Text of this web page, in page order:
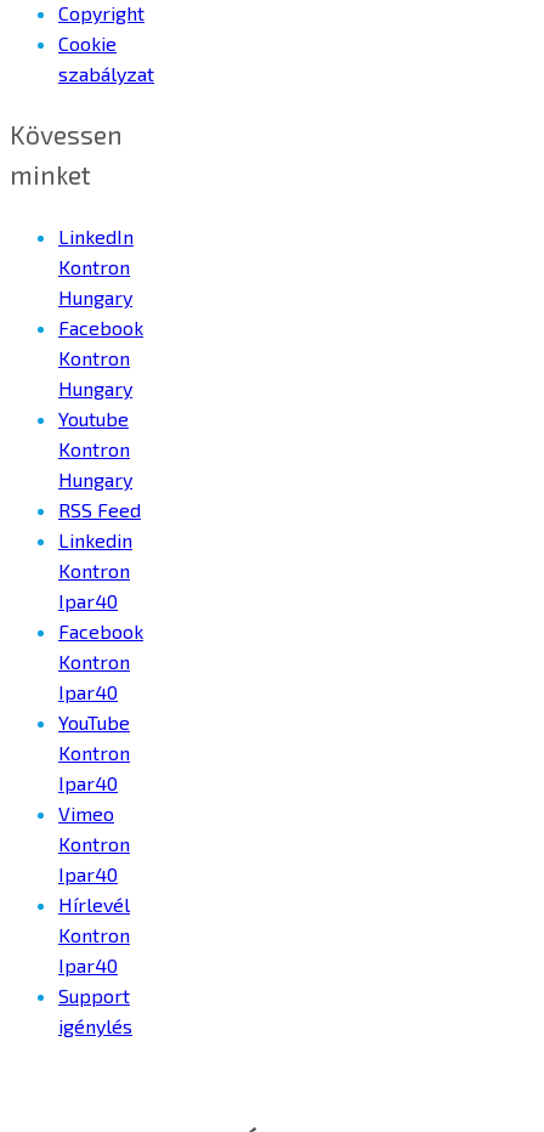
Copyright
Cookie
szabályzat
Kövessen
minket
LinkedIn
Kontron
Hungary
Facebook
Kontron
Hungary
Youtube
Kontron
Hungary
RSS Feed
Linkedin
Kontron
Ipar40
Facebook
Kontron
Ipar40
YouTube
Kontron
Ipar40
Vimeo
Kontron
Ipar40
Hírlevél
Kontron
Ipar40
Support
igénylés